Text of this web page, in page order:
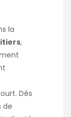
la
,
Dès
de